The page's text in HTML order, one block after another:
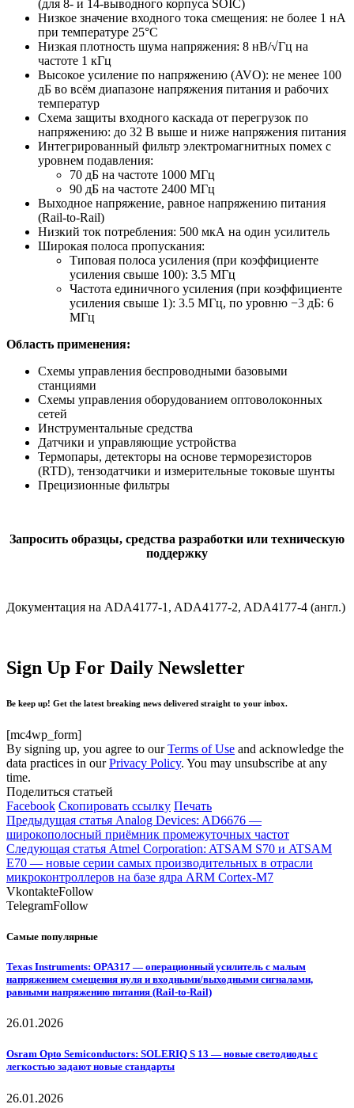
(для 8- и 14-выводного корпуса SOIC)
Низкое значение входного тока смещения: не более 1 нА
при температуре 25°C
Низкая плотность шума напряжения: 8 нВ/√Гц на
частоте 1 кГц
Высокое усиление по напряжению (AVO): не менее 100
дБ во всём диапазоне напряжения питания и рабочих
температур
Схема защиты входного каскада от перегрузок по
напряжению: до 32 В выше и ниже напряжения питания
Интегрированный фильтр электромагнитных помех с
уровнем подавления:
70 дБ на частоте 1000 МГц
90 дБ на частоте 2400 МГц
Выходное напряжение, равное напряжению питания
(Rail-to-Rail)
Низкий ток потребления: 500 мкА на один усилитель
Широкая полоса пропускания:
Типовая полоса усиления (при коэффициенте
усиления свыше 100): 3.5 МГц
Частота единичного усиления (при коэффициенте
усиления свыше 1): 3.5 МГц, по уровню −3 дБ: 6
МГц
Область применения:
Схемы управления беспроводными базовыми
станциями
Схемы управления оборудованием оптоволоконных
сетей
Инструментальные средства
Датчики и управляющие устройства
Термопары, детекторы на основе терморезисторов
(RTD), тензодатчики и измерительные токовые шунты
Прецизионные фильтры
Запросить образцы, средства разработки или техническую
поддержку
Документация на ADA4177-1, ADA4177-2, ADA4177-4 (англ.)
Sign Up For Daily Newsletter
Be keep up! Get the latest breaking news delivered straight to your inbox.
[mc4wp_form]
By signing up, you agree to ourTerms of Use and acknowledge the
data practices in ourPrivacy Policy. You may unsubscribe at any
time.
Поделиться статьей
Facebook Скопировать ссылку Печать
Предыдущая статья Analog Devices: AD6676 —
широкополосный приёмник промежуточных частот
Следующая статья Atmel Corporation: ATSAM S70 и ATSAM
E70 — новые серии самых производительных в отрасли
микроконтроллеров на базе ядра ARM Cortex-M7
VkontakteFollow
TelegramFollow
Самые популярные
Texas Instruments: OPA317 — операционный усилитель с малым
напряжением смещения нуля и входными/выходными сигналами,
равными напряжению питания (Rail-to-Rail)
26.01.2026
Osram Opto Semiconductors: SOLERIQ S 13 — новые светодиоды с
легкостью задают новые стандарты
26.01.2026